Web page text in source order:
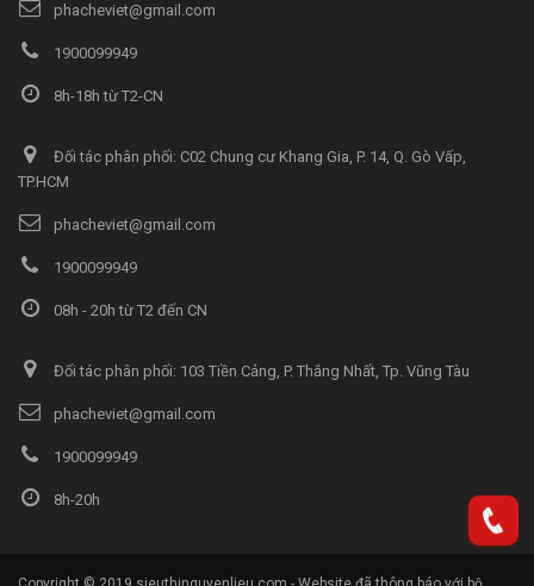
phacheviet@gmail.com
1900099949
8h-18h từ T2-CN
Đối tác phân phối: C02 Chung cư Khang Gia, P. 14, Q. Gò Vấp,
TP.HCM
phacheviet@gmail.com
1900099949
08h - 20h từ T2 đến CN
Đối tác phân phối: 103 Tiền Cảng, P. Thắng Nhất, Tp. Vũng Tàu
phacheviet@gmail.com
1900099949
8h-20h